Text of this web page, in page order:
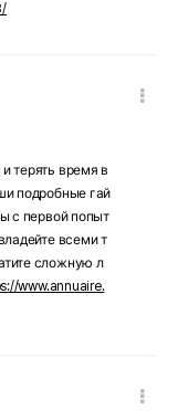
терять время в
подробные гай
с первой попыт
всеми т
сложную л
www.annuaire.